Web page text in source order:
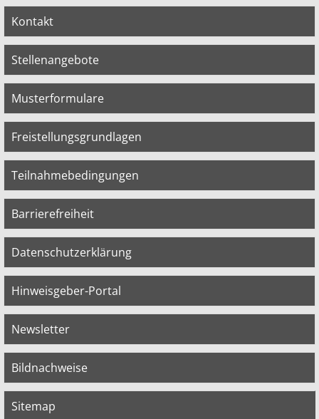
Kontakt
Stellenangebote
Musterformulare
Freistellungsgrundlagen
Teilnahmebedingungen
Barrierefreiheit
Datenschutzerklärung
Hinweisgeber-Portal
Newsletter
Bildnachweise
Sitemap